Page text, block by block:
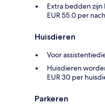
Extra bedden
EUR 55.0 per
Huisdieren
Voor
Huisdieren
EUR 30 per
Parkeren